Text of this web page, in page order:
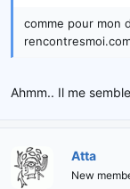
comme pour mon
Ahmm.. Il me
Atta
New